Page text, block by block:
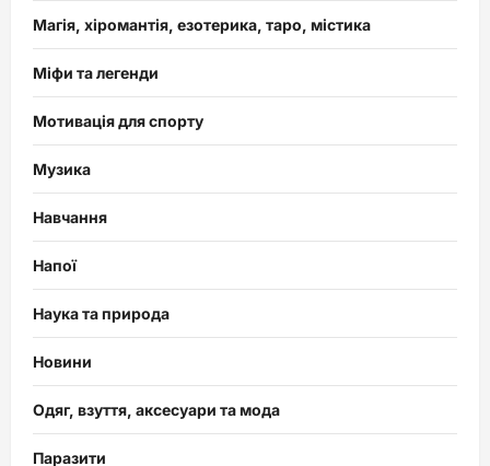
Магія, хіромантія, езотерика, таро, містика
Міфи та легенди
Мотивація для спорту
Музика
Навчання
Напої
Наука та природа
Новини
Одяг, взуття, аксесуари та мода
Паразити